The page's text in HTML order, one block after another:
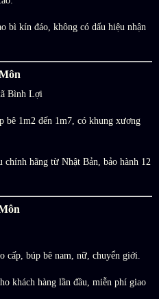
bì kín đáo, không có dấu hiệu nhận
Bình Lợi
bê 1m2 đến 1m7, có khung xương
chính hãng từ Nhật Bản, bảo hành 12
cấp, búp bê nam, nữ, chuyển giới.
khách hàng lần đầu, miễn phí giao